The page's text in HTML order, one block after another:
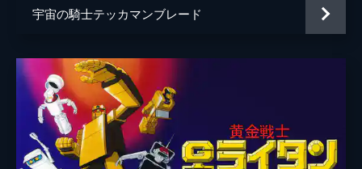
宇宙の騎士テッカマンブレード